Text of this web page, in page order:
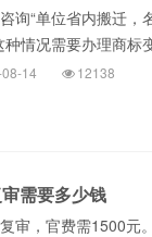
询“单位省内搬迁
情况需要办理商标变
14 12138
需要多少钱
，官费需1500元